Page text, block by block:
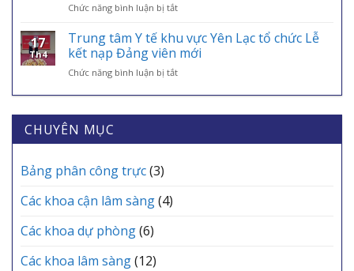
ĐIỂM
AN
SINH,
KHÓA
BẢO
MỖI
ỨNG
VNeID
MÔN
KỲ
THÁNG
6
TRẠM
CÁC
Chức năng bình luận bị tắtở
ÂN
NHỮNG
“CHIẾN
BINH
THẦM
TẠI
17
Th4
Trung tâm Y tế khu vực Yên Lạc tổ chức Lễ
kết nạp Đảng viên mới
Chức năng bình luận bị tắtở
tâm
Y
CHUYÊN MỤC
Bảng phân công trực(3)
Các khoa cận lâm sàng(4)
Các khoa dự phòng(6)
Các khoa lâm sàng(12)